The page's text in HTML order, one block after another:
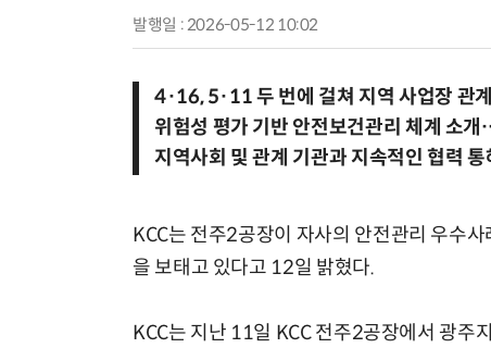
발행일 : 2026-05-12 10:02
4·16, 5·11 두 번에 걸쳐 지역 사업장 관
위험성 평가 기반 안전보건관리 체계 소
지역사회 및 관계 기관과 지속적인 협력
KCC는 전주2공장이 자사의 안전관리 우수
을 보태고 있다고 12일 밝혔다.
KCC는 지난 11일 KCC 전주2공장에서 광주